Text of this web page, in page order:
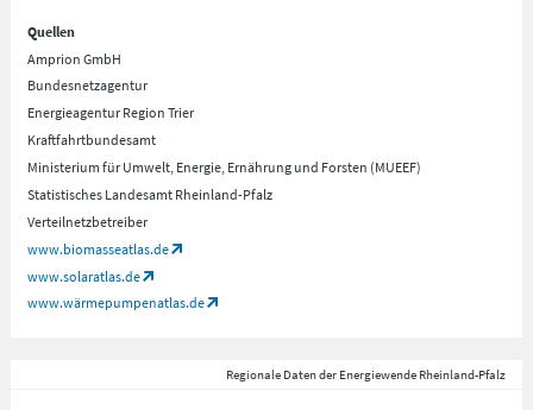
Quellen
Amprion GmbH
Bundesnetzagentur
Energieagentur Region Trier
Kraftfahrtbundesamt
Ministerium für Umwelt, Energie, Ernährung und Forsten (MUEEF)
Statistisches Landesamt Rheinland-Pfalz
Verteilnetzbetreiber
www.biomasseatlas.de
www.solaratlas.de
www.wärmepumpenatlas.de
Regionale Daten der Energiewende Rheinland-Pfalz